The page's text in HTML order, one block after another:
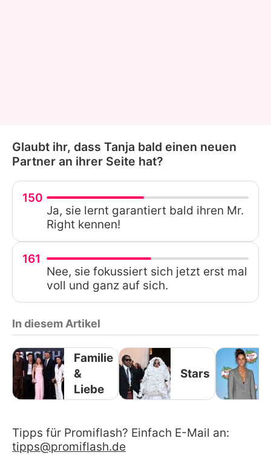
Glaubt ihr, dass Tanja bald einen neuen
Partner an ihrer Seite hat?
150
Ja, sie lernt garantiert bald ihren Mr.
Right kennen!
161
Nee, sie fokussiert sich jetzt erst mal
voll und ganz auf sich.
In diesem Artikel
Familie
&
Liebe
Stars
Tipps für Promiflash? Einfach E-Mail an:
tipps@promiflash.de